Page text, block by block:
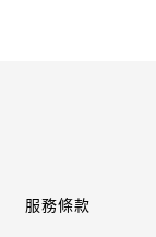
服務條款